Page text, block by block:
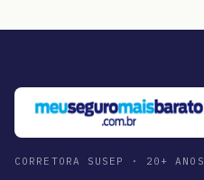
CORRETORA SUSEP · 20+ ANOS